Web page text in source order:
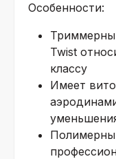
Особенности:
Twist
классу
Имеет